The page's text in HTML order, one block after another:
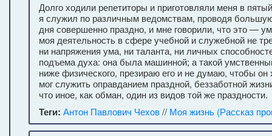
Долго ходили репетиторы и приготовляли меня в
я служил по различным ведомствам, проводя
дня совершенно праздно, и мне говорили, что это —
моя деятельность в сфере учебной и служебной не
ни напряжения ума, ни таланта, ни личных
подъема духа: она была машинной; а такой
ниже физического, презираю его и не думаю, чтобы он
мог служить оправданием праздной, беззаботной
что иное, как обман, один из видов той же праздности.
Теги: Антон Павлович Чехов// Моя жизнь (Рассказ